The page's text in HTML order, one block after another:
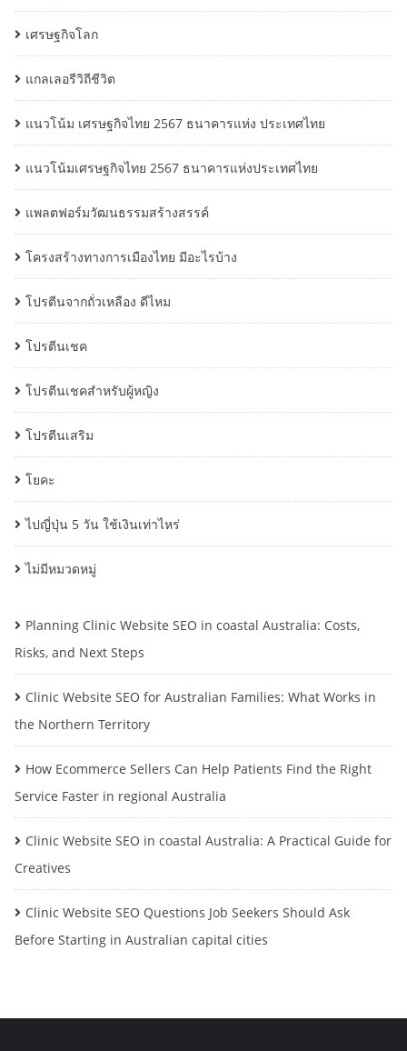
เศรษฐกิจโลก
แกลเลอรีวิถีชีวิต
แนวโน้ม เศรษฐกิจไทย 2567 ธนาคารแห่ง ประเทศไทย
แนวโน้มเศรษฐกิจไทย 2567 ธนาคารแห่งประเทศไทย
แพลตฟอร์มวัฒนธรรมสร้างสรรค์
โครงสร้างทางการเมืองไทย มีอะไรบ้าง
โปรตีนจากถั่วเหลือง ดีไหม
โปรตีนเชค
โปรตีนเชคสำหรับผู้หญิง
โปรตีนเสริม
โยคะ
ไปญี่ปุ่น 5 วัน ใช้เงินเท่าไหร่
ไม่มีหมวดหมู่
Planning Clinic Website SEO in coastal Australia: Costs,
Risks, and Next Steps
Clinic Website SEO for Australian Families: What Works in
the Northern Territory
How Ecommerce Sellers Can Help Patients Find the Right
Service Faster in regional Australia
Clinic Website SEO in coastal Australia: A Practical Guide for
Creatives
Clinic Website SEO Questions Job Seekers Should Ask
Before Starting in Australian capital cities